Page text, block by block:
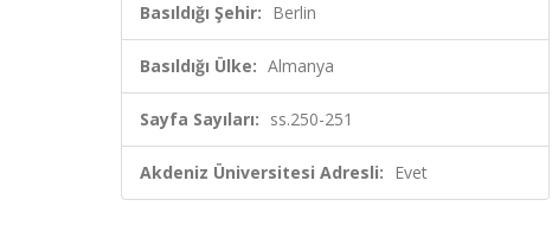
Basıldığı Şehir: Berlin
Basıldığı Ülke: Almanya
Sayfa Sayıları: ss.250-251
Akdeniz Üniversitesi Adresli: Evet